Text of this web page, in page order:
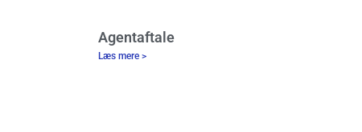
Agentaftale
Læs mere >